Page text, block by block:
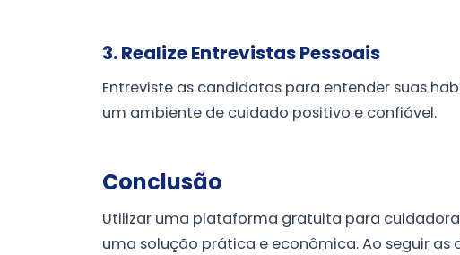
3. Realize Entrevistas Pessoais
Entreviste as candidatas para entender suas
um ambiente de cuidado positivo e confiável.
Conclusão
Utilizar uma plataforma gratuita para
uma solução prática e econômica. Ao seguir